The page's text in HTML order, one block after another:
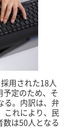
用された18人
定のため、そ
る。内訳は、弁
これにより、民
は50人となる